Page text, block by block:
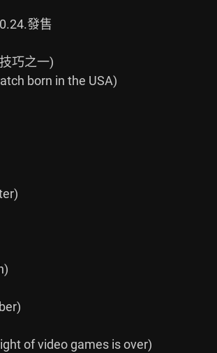
發售
巧之一)
born in the USA)
of video games is over)